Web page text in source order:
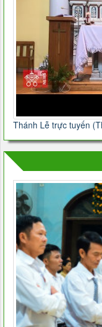
Thánh Lễ trực tuyến